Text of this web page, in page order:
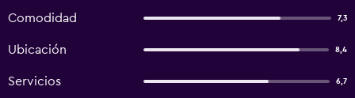
Comodidad 7,3
Ubicación 8,4
Servicios 6,7